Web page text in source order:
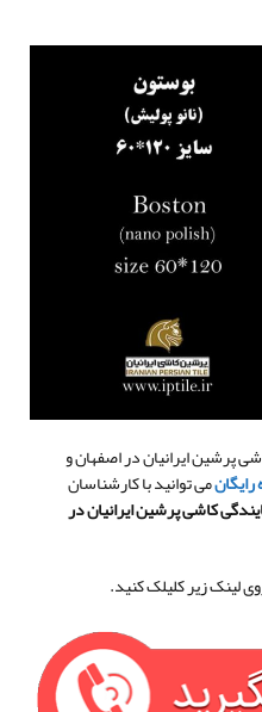
پرشین ایرانیان در اصفهان و
می توانید با کارشناسان
کاشی پرشین ایرانیان در
لینک زیر کلیلک کنید.